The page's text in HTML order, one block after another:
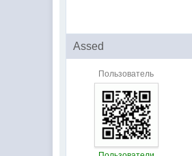
Assed
Пользователь